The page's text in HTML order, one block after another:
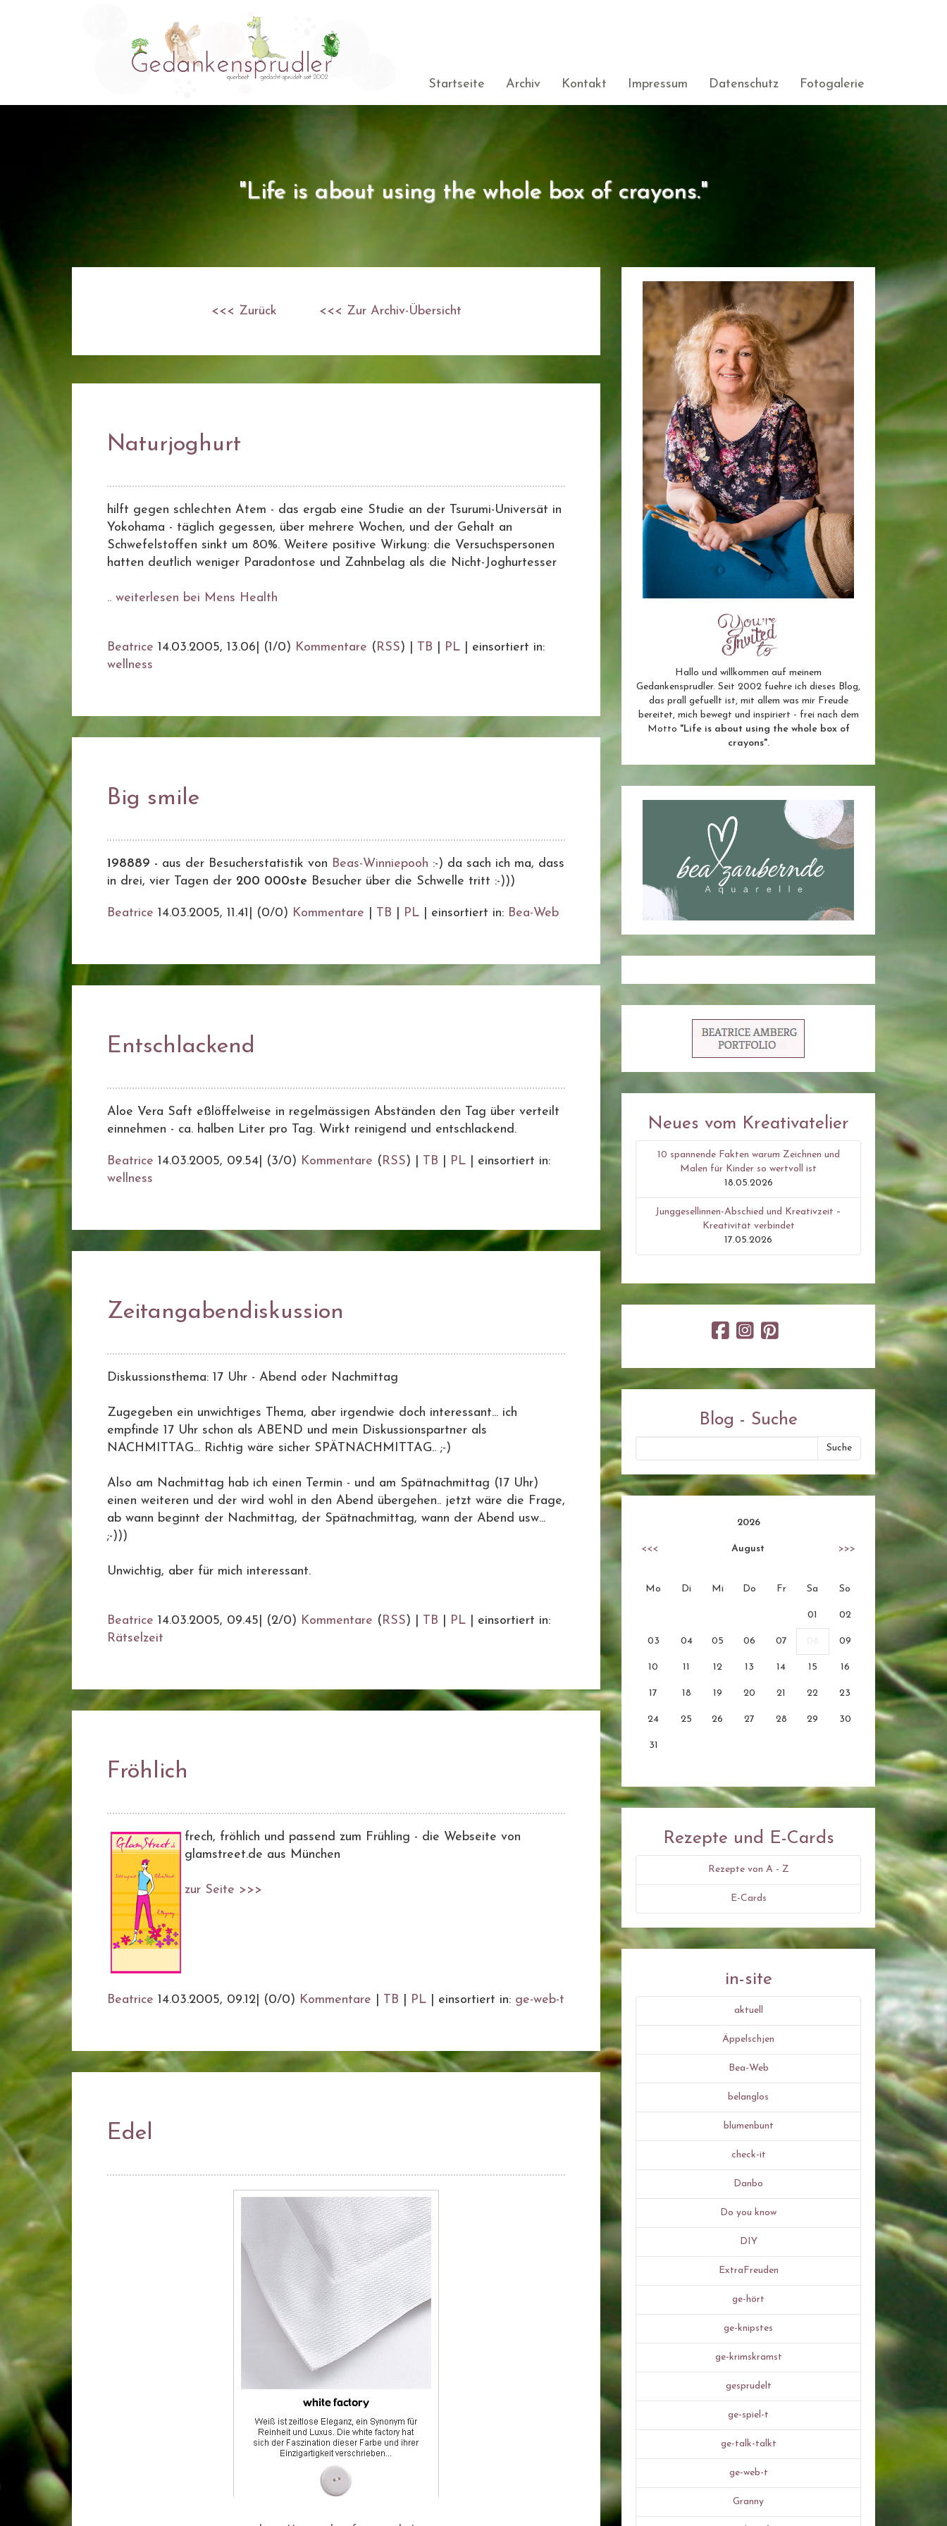
Startseite Archiv Kontakt Impressum Datenschutz Fotogalerie
"Life is about using the whole box of crayons."
<<< Zurück <<< Zur Archiv-Übersicht
Naturjoghurt
hilft gegen schlechten Atem - das ergab eine Studie an der Tsurumi-Universät in
Yokohama - täglich gegessen, über mehrere Wochen, und der Gehalt an
Schwefelstoffen sinkt um 80%. Weitere positive Wirkung: die Versuchspersonen
hatten deutlich weniger Paradontose und Zahnbelag als die Nicht-Joghurtesser
.. weiterlesen bei Mens Health
Beatrice 14.03.2005, 13.06 (1/0) Kommentare (RSS) | TB PL
einsortiert in:
wellness
Big smile
198889 - aus der Besucherstatistik von Beas-Winniepooh :-) da sach ich ma, dass
in drei, vier Tagen der 200 000ste Besucher über die Schwelle tritt :-)))
Beatrice 14.03.2005, 11.41 (0/0) Kommentare TB PL einsortiert in: Bea-Web
Entschlackend
Aloe Vera Saft eßlöffelweise in regelmässigen Abständen den Tag über verteilt
einnehmen - ca. halben Liter pro Tag. Wirkt reinigend und entschlackend.
Beatrice 14.03.2005, 09.54 (3/0) Kommentare (RSS) | TB PL
einsortiert in:
wellness
Zeitangabendiskussion
Diskussionsthema: 17 Uhr - Abend oder Nachmittag
Zugegeben ein unwichtiges Thema, aber irgendwie doch interessant... ich
empfinde 17 Uhr schon als ABEND und mein Diskussionspartner als
NACHMITTAG... Richtig wäre sicher SPÄTNACHMITTAG.. ;-)
Also am Nachmittag hab ich einen Termin - und am Spätnachmittag (17 Uhr)
einen weiteren und der wird wohl in den Abend übergehen.. jetzt wäre die Frage,
ab wann beginnt der Nachmittag, der Spätnachmittag, wann der Abend usw...
;-)))
Unwichtig, aber für mich interessant.
Beatrice 14.03.2005, 09.45 (2/0) Kommentare (RSS) | TB PL
einsortiert in:
Rätselzeit
Fröhlich
frech, fröhlich und passend zum Frühling - die Webseite von
glamstreet.de aus München
zur Seite >>>
Beatrice 14.03.2005, 09.12 (0/0) Kommentare TB PL einsortiert in: ge-web-t
Edel
Hallo und willkommen auf meinem
Gedankensprudler. Seit 2002 fuehre ich dieses Blog,
das prall gefuellt ist, mit allem was mir Freude
bereitet, mich bewegt und inspiriert - frei nach dem
Motto "Life is about using the whole box of
crayons".
Neues vom Kreativatelier
10 spannende Fakten warum Zeichnen und
Malen für Kinder so wertvoll ist
18.05.2026
Junggesellinnen-Abschied und Kreativzeit –
Kreativität verbindet
17.05.2026
Blog - Suche
2026
<<< August >>>
Mo Di Mi Do Fr Sa So
01 02
03 04 05 06 07 08 09
10 11 12 13 14 15 16
17 18 19 20 21 22 23
24 25 26 27 28 29 30
31
Rezepte und E-Cards
Rezepte von A - Z
E-Cards
in-site
aktuell
Äppelschjen
Bea-Web
belanglos
blumenbunt
check-it
Danbo
Do you know
DIY
ExtraFreuden
ge-hört
ge-knipstes
ge-krimskramst
gesprudelt
ge-spiel-t
ge-talk-talkt
ge-web-t
Granny